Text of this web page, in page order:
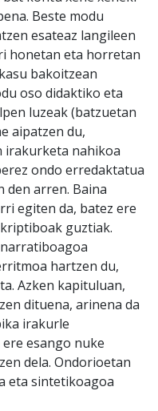
Beste modu
esateaz langileen
honetan eta horretan
bakoitzean
oso didaktiko eta
luzeak (batzuetan
aipatzen du,
irakurketa nahikoa
ondo erredaktatua
den arren. Baina
egiten da, batez ere
guztiak.
hartzen du,
Azken kapituluan,
dituena, arinena da
irakurle
esango nuke
dela. Ondorioetan
eta sintetikoagoa